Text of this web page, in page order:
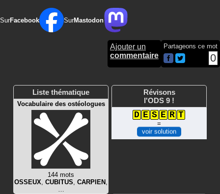
SurFacebook SurMastodon
Ajouter un
commentaire
Partageons ce mot
0
Liste thématique
Vocabulaire des ostéologues
144 mots
OSSEUX, CUBITUS, CARPIEN ,
…
Révisons
l'ODS 9 !
D E S E R T
=
voir solution